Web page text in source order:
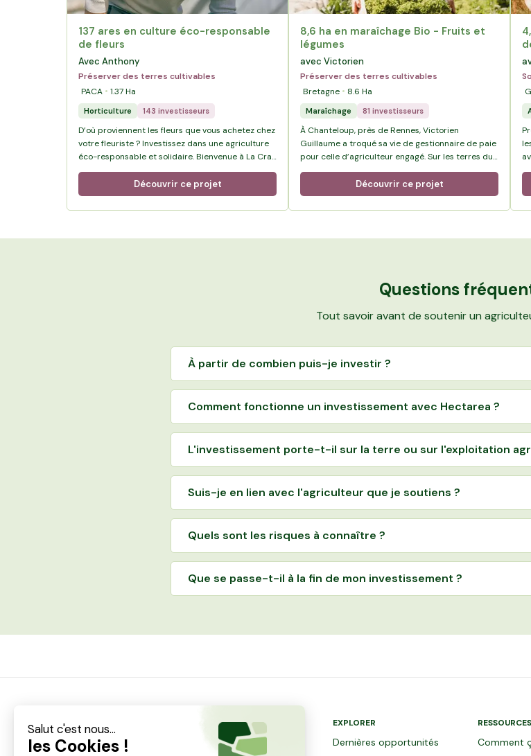
137 ares en culture éco-responsable
de fleurs
Avec Anthony
Préserver des terres cultivables
PACA
1.37Ha
Horticulture 143 investisseurs
D’où proviennent les fleurs que vous achetez chez
votre fleuriste ? Investissez dans une agriculture
éco-responsable et solidaire. Bienvenue à La Crau
dans le Var chez …
Découvrir ce projet
8,6 ha en maraîchage Bio - Fruits et
légumes
avec Victorien
Préserver des terres cultivables
Bretagne
8.6 Ha
Maraîchage 81 investisseurs
À Chanteloup, près de Rennes, Victorien
Guillaume a troqué sa vie de gestionnaire de paie
pour celle d’agriculteur engagé. Sur les terres du
Pré de la Rivière, il a créé une ferme 100 % bio, où
la diversité est au cœur du projet.
Découvrir ce projet
Questions
Tout savoir avant de soutenir un
À partir de combien puis-je investir ?
Comment fonctionne un investissement avec Hectarea ?
L'investissement porte-t-il sur la terre ou sur l'exploitation
Suis-je en lien avec l'agriculteur que je soutiens ?
Quels sont les risques à connaître ?
Que se passe-t-il à la fin de mon investissement ?
EXPLORER
Dernières opportunités
RESSOURCES
Comment